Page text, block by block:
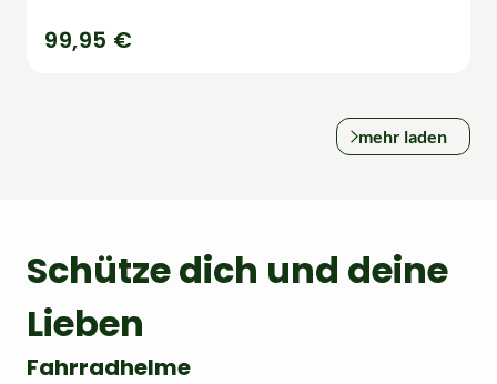
99,95 €
mehr laden
Schütze dich und deine
Lieben
Fahrradhelme